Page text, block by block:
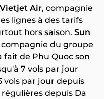
Vietjet Air, compagnie
lignes à des tarifs
hors saison. Sun
compagnie du groupe
fait de Phu Quoc son
7 vols par jour
vols par jour depuis
depuis Da